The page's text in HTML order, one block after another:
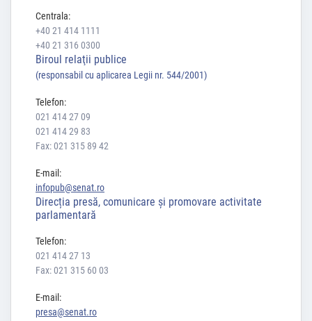
Centrala:
+40 21 414 1111
+40 21 316 0300
Biroul relaţii publice
(responsabil cu aplicarea Legii nr. 544/2001)
Telefon:
021 414 27 09
021 414 29 83
Fax: 021 315 89 42
E-mail:
infopub@senat.ro
Direcția presă, comunicare și promovare activitate
parlamentară
Telefon:
021 414 27 13
Fax: 021 315 60 03
E-mail:
presa@senat.ro